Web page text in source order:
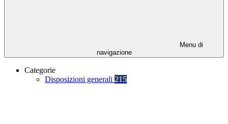
Menu di
navigazione
Categorie
Disposizioni generali 215